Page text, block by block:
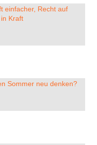
einfacher, Recht auf
Kraft
Sommer neu denken?